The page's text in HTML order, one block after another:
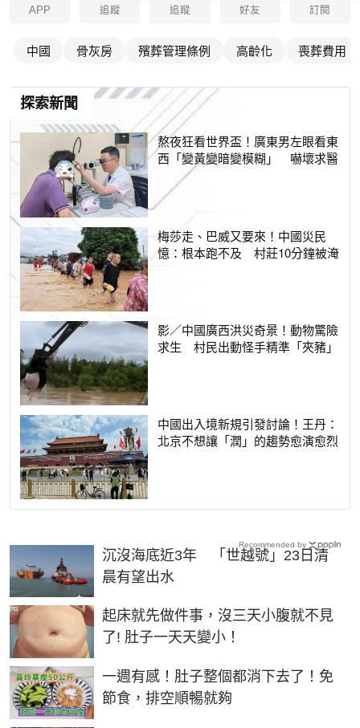
APP 追蹤 追蹤 好友 訂閱
中國 骨灰房 殯葬管理條例 高齡化 喪葬費用
探索新聞
熬夜狂看世界盃！廣東男左眼看東
西「變黃變暗變模糊」 嚇壞求醫
梅莎走、巴威又要來！中國災民
憶：根本跑不及 村莊10分鐘被淹
影／中國廣西洪災奇景！動物驚險
求生 村民出動怪手精準「夾豬」
中國出入境新規引發討論！王丹：
北京不想讓「潤」的趨勢愈演愈烈
沉沒海底近3年 「世越號」23日清
晨有望出水
起床就先做件事，沒三天小腹就不見
了! 肚子一天天變小！
PR
一週有感！肚子整個都消下去了！免
節食，排空順暢就夠
PR
Recommended by